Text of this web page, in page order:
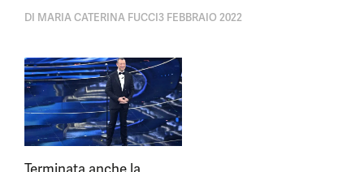
DI MARIA CATERINA FUCCI3 FEBBRAIO 2022